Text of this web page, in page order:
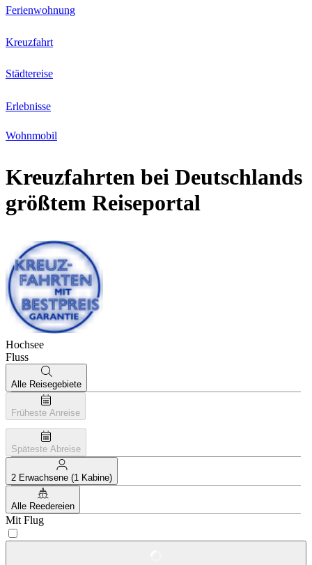
Ferienwohnung
Kreuzfahrt
Städtereise
Erlebnisse
Wohnmobil
Kreuzfahrten bei Deutschlands
größtem Reiseportal
Hochsee
Fluss
Alle Reisegebiete
Früheste Anreise
Späteste Abreise
2 Erwachsene (1 Kabine)
Alle Reedereien
Mit Flug